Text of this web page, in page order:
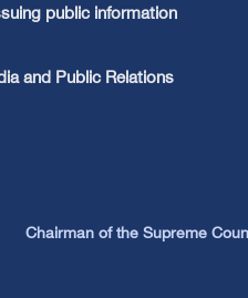
public information
and Public Relations
Chairman of the Supreme